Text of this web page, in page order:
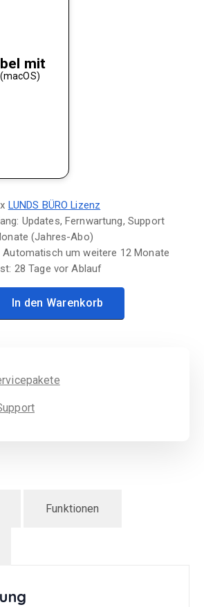
mit
LUNDS BÜRO Lizenz
Updates, Fernwartung, Support
(Jahres-Abo)
Automatisch um weitere 12 Monate
28 Tage vor Ablauf
In den Warenkorb
Funktionen